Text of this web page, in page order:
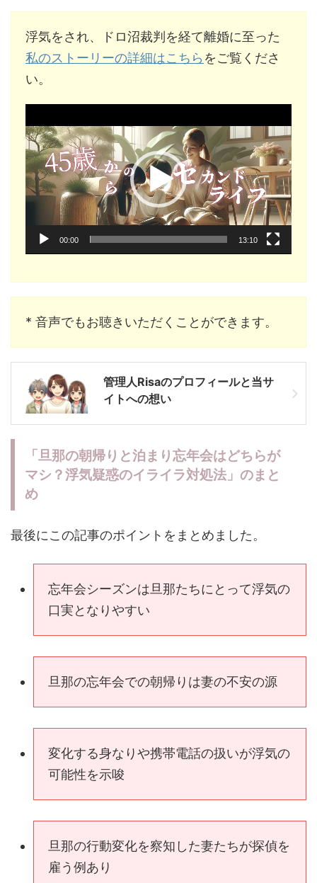
浮気をされ、ドロ沼裁判を経て離婚に至った
私のストーリーの詳細はこちら をご覧くださ
い。
画
プ
レ
ー
00:00 13:10
* 音声でもお聴きいただくことができます。
管理人Risaのプロフィールと当サ
イトへの想い
「旦那の朝帰りと泊まり忘年会はどちらが
マシ？浮気疑惑のイライラ対処法」のまと
め
最後にこの記事のポイントをまとめました。
忘年会シーズンは旦那たちにとって浮気の
口実となりやすい
旦那の忘年会での朝帰りは妻の不安の源
変化する身なりや携帯電話の扱いが浮気の
可能性を示唆
旦那の行動変化を察知した妻たちが探偵を
雇う例あり